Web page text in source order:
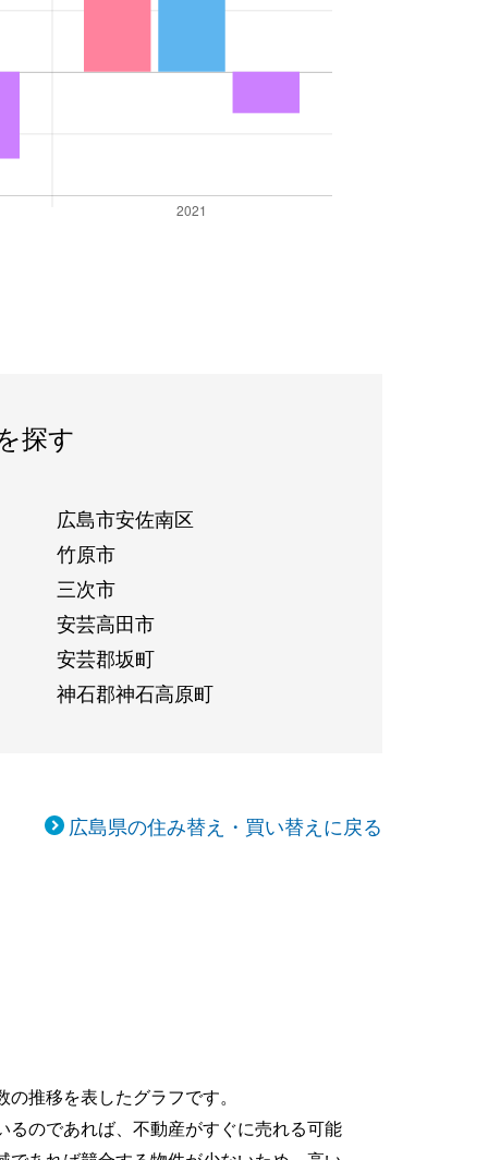
探す
広島市安佐南区
竹原市
三次市
安芸高田市
安芸郡坂町
神石郡神石高原町
広島県の住み替え・買い替えに戻る
推移を表したグラフです。
るのであれば、不動産がすぐに売れる可能